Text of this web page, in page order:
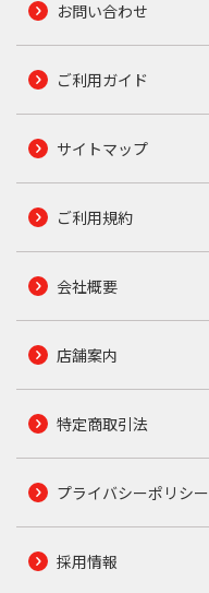
お問い合わせ
ご利用ガイド
サイトマップ
ご利用規約
会社概要
店舗案内
特定商取引法
プライバシーポリシー
採用情報